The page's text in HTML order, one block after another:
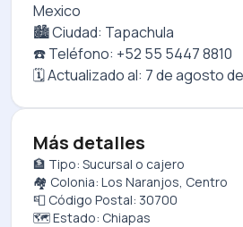
Mexico
🏙️ Ciudad: Tapachula
☎️ Teléfono: +52 55 5447 8810
🗓️ Actualizado al: 7 de agosto
Más detalles
🏦 Tipo: Sucursal o cajero
🏘️ Colonia: Los Naranjos, Centro
📮 Código Postal: 30700
🗺️ Estado: Chiapas